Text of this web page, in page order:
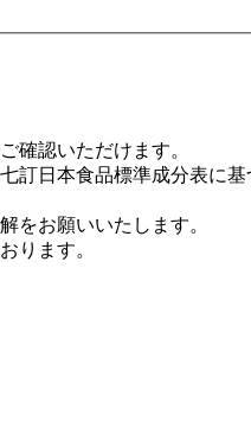
確認いただけます。
訂⽇本⾷品標準成分表に基
をお願いいたします。
ります。